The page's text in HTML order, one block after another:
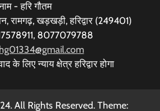
- हरि गौतम
रामगढ़, खड़खड़ी, हरिद्वार (249401)
8077079788
hg01334@gmail.com
के लिए न्याय क्षेत्र हरिद्वार होगा
All Rights Reserved. Theme: